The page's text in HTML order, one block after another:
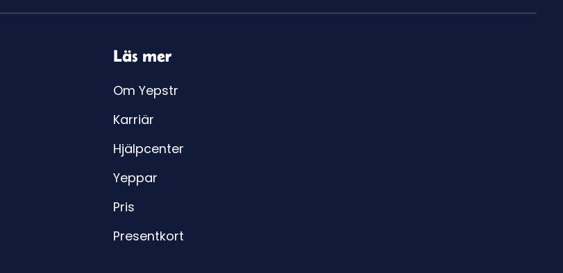
Läs mer
Om Yepstr
Karriär
Hjälpcenter
Yeppar
Pris
Presentkort